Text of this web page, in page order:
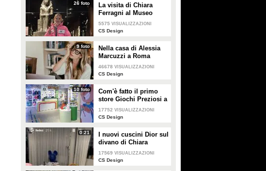
26 foto
La visita di Chiara
Ferragni al Museo
Egizio di Torino
5575 VISUALIZZAZIONI
CS Design
9 foto
Nella casa di Alessia
Marcuzzi a Roma
46678 VISUALIZZAZIONI
CS Design
10 foto
Com'è fatto il primo
store Giochi Preziosi a
Milano
17752 VISUALIZZAZIONI
CS Design
0:21
I nuovi cuscini Dior sul
divano di Chiara
Ferragni e Fedez
17569 VISUALIZZAZIONI
CS Design